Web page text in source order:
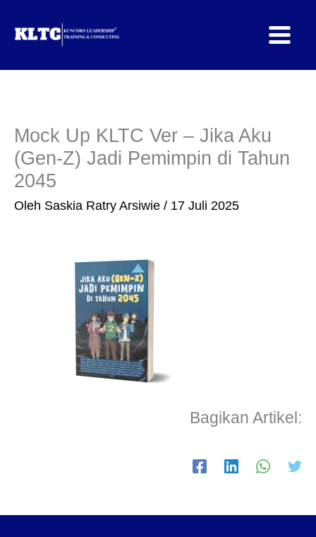
Mock Up KLTC Ver – Jika Aku
(Gen-Z) Jadi Pemimpin di Tahun
2045
Oleh Saskia Ratry Arsiwie / 17 Juli 2025
Bagikan Artikel: